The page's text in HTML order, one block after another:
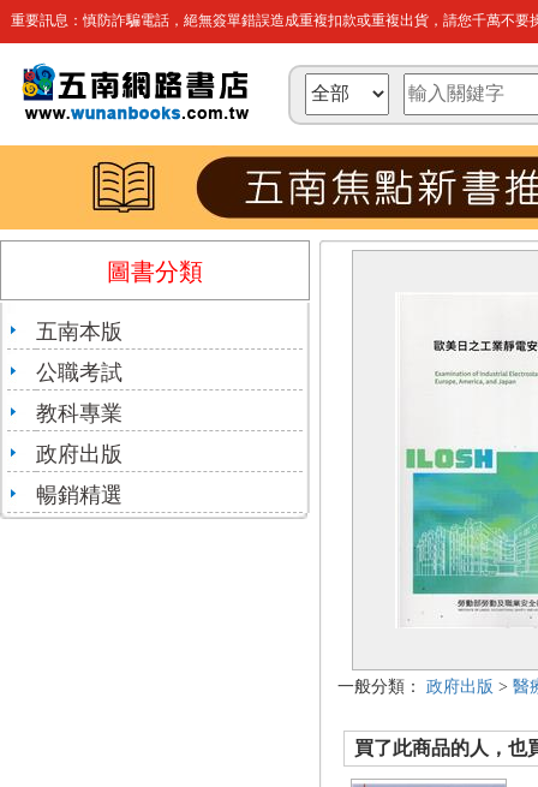
重要訊息：慎防詐騙電話，絕無簽單錯誤造成重複扣款或重複出貨，請您千萬不要
圖書分類
五南本版
公職考試
教科專業
政府出版
暢銷精選
一般分類： 政府出版 > 醫
買了此商品的人，也